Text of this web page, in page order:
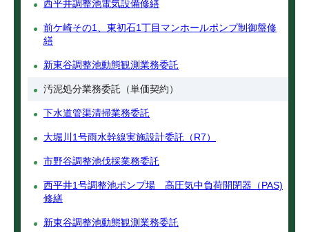
西平井調整池電気設備修繕
前ケ崎その1、東初石1丁目マンホールポンプ制御盤修
繕
新東谷調整池動態観測業務委託
汚泥処分業務委託（単価契約）
下水道管渠清掃業務委託
大堀川1号雨水幹線実施設計委託（R7）
市野谷調整池伐採業務委託
西平井1号調整池ポンプ場 高圧気中負荷開閉器（PAS)
修繕
新東谷調整池動態観測業務委託